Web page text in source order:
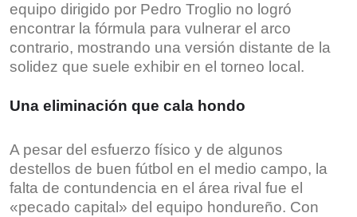
equipo dirigido por Pedro Troglio no logró
encontrar la fórmula para vulnerar el arco
contrario, mostrando una versión distante de la
solidez que suele exhibir en el torneo local.
Una eliminación que cala hondo
A pesar del esfuerzo físico y de algunos
destellos de buen fútbol en el medio campo, la
falta de contundencia en el área rival fue el
«pecado capital» del equipo hondureño. Con